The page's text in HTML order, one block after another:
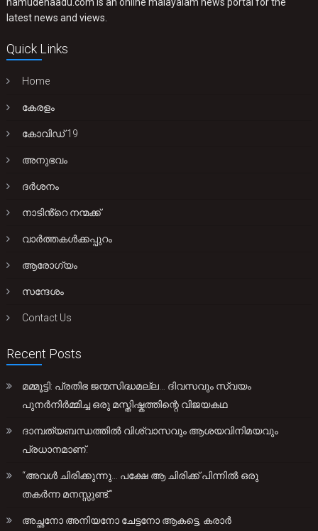
latest news and views.
Quick Links
Home
കേരളം
കോവിഡ് 19
അനുഭവം
ദർശനം
നാടിൻ്റെ നന്മക്ക്
വാർത്തകൾക്കപ്പുറം
ആരോഗ്യം
സന്ദേശം
Contact Us
Recent Posts
മമ്മൂട്ടി: പ്രതിഭ ജന്മസിദ്ധമല്ല… ദിവസവും സ്വയം
പുനർനിർമ്മിച്ച ഒരു മസ്തിഷ്കത്തിന്റെ വിജയകഥ
ദാമ്പത്യബന്ധത്തിൽ വിശ്വാസവും ആശയവിനിമയവും
പ്രധാനമാണ്.
“അവൾ ചിരിക്കുന്നു… പക്ഷേ ആ ചിരിക്ക് പിന്നിൽ ഒരു
തകർന്ന മനസ്സുണ്ട്.”
അച്ഛനോ അനിയനോ ചേട്ടനോ ആകട്ടെ, കരാർ